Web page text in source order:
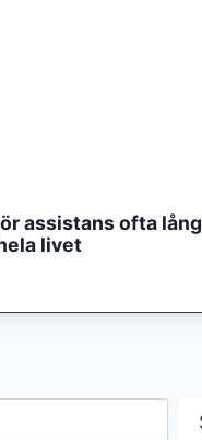
assistans ofta
livet